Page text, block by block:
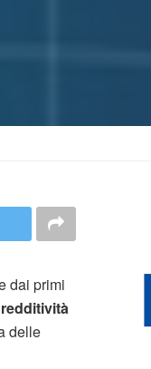
dai primi
redditività
delle